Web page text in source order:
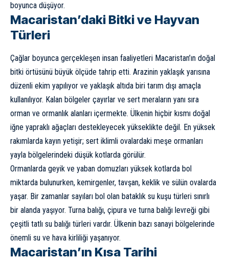
boyunca düşüyor.
Macaristan’daki Bitki ve Hayvan
Türleri
Çağlar boyunca gerçekleşen insan faaliyetleri Macaristan’ın doğal
bitki örtüsünü büyük ölçüde tahrip etti. Arazinin yaklaşık yarısına
düzenli ekim yapılıyor ve yaklaşık altıda biri tarım dışı amaçla
kullanılıyor. Kalan bölgeler çayırlar ve sert meraların yanı sıra
orman ve ormanlık alanları içermekte. Ülkenin hiçbir kısmı doğal
iğne yapraklı ağaçları destekleyecek yükseklikte değil. En yüksek
rakımlarda kayın yetişir; sert iklimli ovalardaki meşe ormanları
yayla bölgelerindeki düşük kotlarda görülür.
Ormanlarda geyik ve yaban domuzları yüksek kotlarda bol
miktarda bulunurken, kemirgenler, tavşan, keklik ve sülün ovalarda
yaşar. Bir zamanlar sayıları bol olan bataklık su kuşu türleri sınırlı
bir alanda yaşıyor. Turna balığı, çipura ve turna balığı levreği gibi
çeşitli tatlı su balığı türleri vardır. Ülkenin bazı sanayi bölgelerinde
önemli su ve hava kirliliği yaşanıyor.
Macaristan’ın Kısa Tarihi